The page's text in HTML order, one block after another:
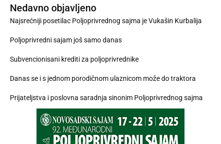
Nedavno objavljeno
Najsrećniji posetilac Poljoprivrednog sajma je Vukašin Kurbalija
Poljoprivredni sajam još samo danas
Subvencionisani krediti za poljoprivrednike
Danas se i s jednom porodičnom ulaznicom može do traktora
Prijateljstva i poslovna saradnja sinonim Poljoprivrednog sajma